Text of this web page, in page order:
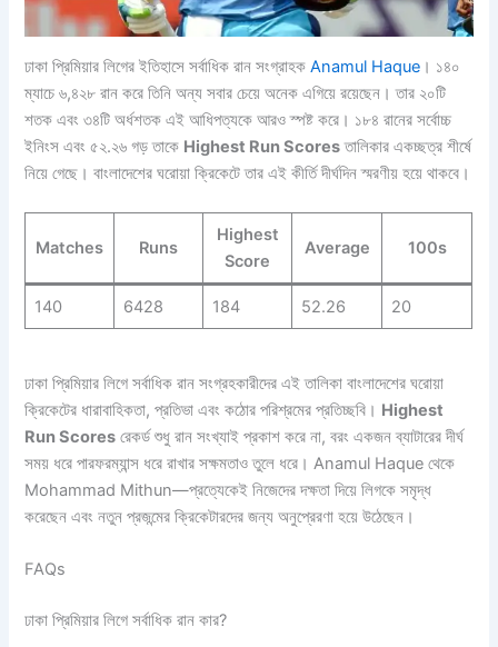
ঢাকা প্রিমিয়ার লিগের ইতিহাসে সর্বাধিক রান সংগ্রাহকAnamul Haque । ১৪০
ম্যাচে ৬,৪২৮ রান করে তিনি অন্য সবার চেয়ে অনেক এগিয়ে রয়েছেন। তার ২০টি
শতক এবং ৩৪টি অর্ধশতক এই আধিপত্যকে আরও স্পষ্ট করে। ১৮৪ রানের সর্বোচ্চ
ইনিংস এবং ৫২.২৬ গড় তাকে Highest Run Scoresতালিকার একচ্ছত্র শীর্ষে
নিয়ে গেছে। বাংলাদেশের ঘরোয়া ক্রিকেটে তার এই কীর্তি দীর্ঘদিন স্মরণীয় হয়ে থাকবে।
Matches Runs
Highest
Score
Average 100s
140 6428 184 52.26 20
ঢাকা প্রিমিয়ার লিগে সর্বাধিক রান সংগ্রহকারীদের এই তালিকা বাংলাদেশের ঘরোয়া
ক্রিকেটের ধারাবাহিকতা, প্রতিভা এবং কঠোর পরিশ্রমের প্রতিচ্ছবি। Highest
Run Scores রেকর্ড শুধু রান সংখ্যাই প্রকাশ করে না, বরং একজন ব্যাটারের দীর্ঘ
সময় ধরে পারফরম্যান্স ধরে রাখার সক্ষমতাও তুলে ধরে। Anamul Haque থেকে
Mohammad Mithun—প্রত্যেকেই নিজেদের দক্ষতা দিয়ে লিগকে সমৃদ্ধ
করেছেন এবং নতুন প্রজন্মের ক্রিকেটারদের জন্য অনুপ্রেরণা হয়ে উঠেছেন।
FAQs
ঢাকা প্রিমিয়ার লিগে সর্বাধিক রান কার?